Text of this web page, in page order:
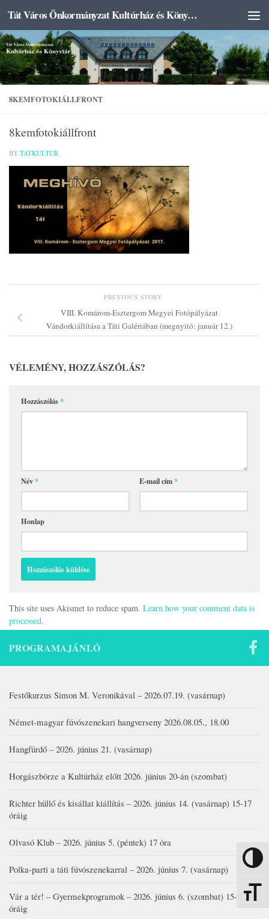
Nagy
Skip to content Tát Város Önkormányzat Kultúrház és Könyvtár
8KEMFOTOKIÁLLFRONT
8kemfotokiállfront
BY TATKULTUR
PREVIOUS STORY
VIII. Komárom-Esztergom Megyei Fotópályázat
Vándorkiállítása a Táti Galériában (megnyitó: január 12.)
VÉLEMÉNY, HOZZÁSZÓLÁS?
Hozzászólás*
Név* E-mail cím*
Honlap
This site uses Akismet to reduce spam. Learn how your comment data is
processed.
PROGRAMAJÁNLÓ
Festőkurzus Simon M. Veronikával – 2026.07.19. (vasárnap)
Német-magyar fúvószenekari hangverseny 2026.08.05., 18.00
Hangfürdő – 2026. június 21. (vasárnap)
Horgászbörze a Kultúrház előtt 2026. június 20-án (szombat)
Richter hüllő és kisállat kiállítás – 2026. június 14. (vasárnap) 15-17
óráig
Olvasó Klub – 2026. június 5. (péntek) 17 óra
Polka-parti a táti fúvószenekarral – 2026. június 7. (vasárnap)
Vár a tér! – Gyermekprogramok – 2026. június 6. (szombat) 15-19
óráig